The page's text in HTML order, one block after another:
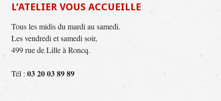
L’ATELIER VOUS ACCUEILLE
Tous les midis du mardi au samedi.
Les vendredi et samedi soir,
499 rue de Lille à Roncq.
Tél : 03 20 03 89 89